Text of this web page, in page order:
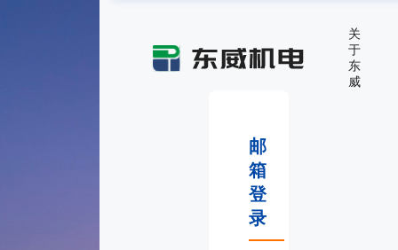
关
于
东
威
邮
箱
登
录